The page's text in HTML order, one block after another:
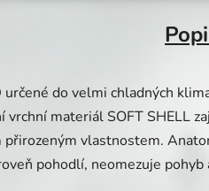
do velmi chladných
vrchní materiál SOFT SHELL
vlastnostem.
pohodlí, neomezuje pohyb